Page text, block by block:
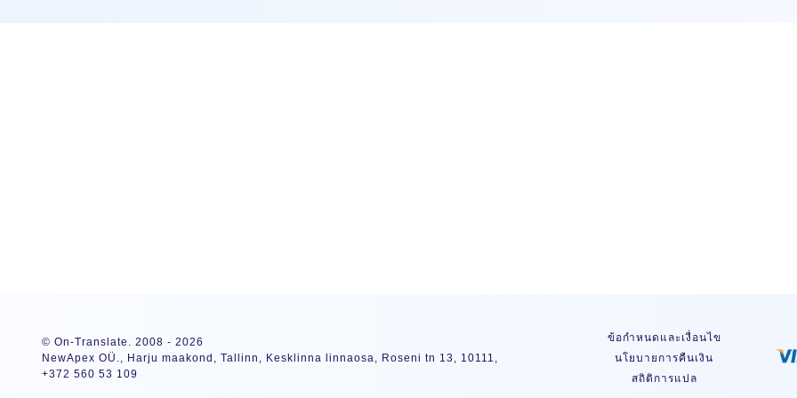
© On-Translate. 2008 - 2026
NewApex OÜ., Harju maakond, Tallinn, Kesklinna linnaosa, Roseni tn 13, 10111,
+372 560 53 109
ข้อกำหนดและเงื่อนไข
นโยบายการคืนเงิน
สถิติการแปล